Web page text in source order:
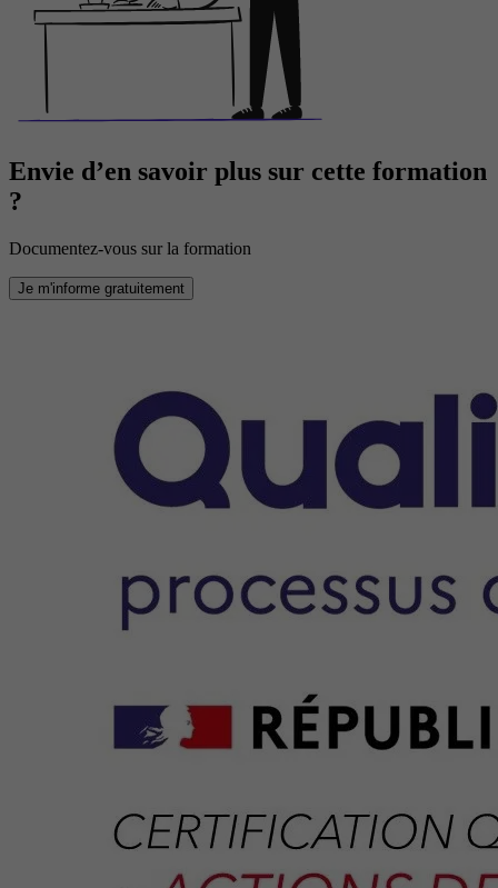
Envie d’en savoir plus sur cette formation
?
Documentez-vous sur la formation
Je m'informe gratuitement